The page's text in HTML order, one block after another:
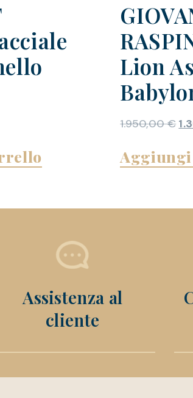
Lion
1.950,00€
Assistenza al
cliente